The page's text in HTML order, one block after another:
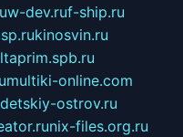
w-dev.ruf-ship.ru
kinosvin.ru
multiki-online.com
detskiy-ostrov.ru
nix-files.org.ru